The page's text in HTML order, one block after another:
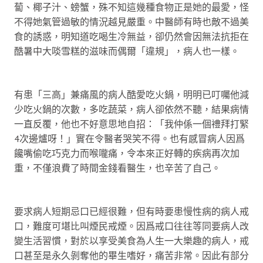
蔔、椰子汁、螃蟹，殊不知這幾種食物正是她的最愛，怪
不得她氣管過敏的情況越見嚴重。中醫師有時也敵不過美
食的誘惑，明知道吃喝生冷無益，卻仍然會因無法抗拒在
酷暑中大啖雪糕的滋味而偶爾「違規」，病人也一樣。
有患「三高」兼痛風的病人酷愛吃火鍋，明明已叮囑他減
少吃火鍋的次數，多吃蔬菜，病人卻依然不聽，結果病情
一直反覆，他也不好意思地自招：「我仲係一個禮拜打緊
4次邊爐呀！」實在令醫者哭笑不得。也有感冒病人因爲
饞嘴偷吃巧克力而喉嚨痛，令本來正好轉的疾病再次加
重，不僅浪費了時間金錢看醫生，也辛苦了自己。
要求病人短期忌口已經很難，但有時要患慢性病的病人戒
口，難度可堪比叫煙民戒煙。因爲戒口往往等同要病人改
變生活習慣，對於以享受美食為人生一大樂趣的病人，戒
口甚至是永久剝奪他的畢生嗜好，痛苦非常。因此有部分